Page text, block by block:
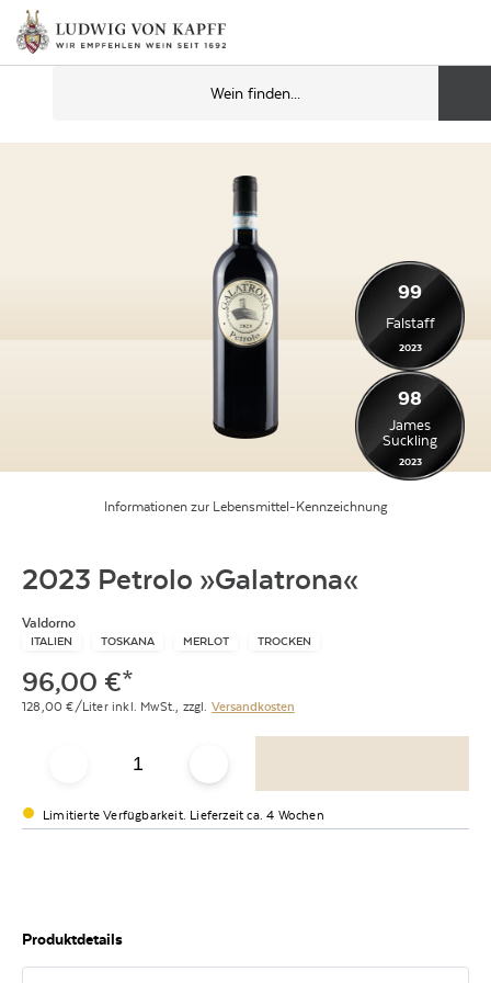
Informationen zur Lebensmittel-Kennzeichnung
99
Falstaff
2023
98
James
Suckling
2023
2023 Petrolo »Galatrona«
Valdorno
ITALIEN TOSKANA MERLOT TROCKEN
96,00 €*
128,00 €/Liter inkl. MwSt., zzgl. Versandkosten
Limitierte Verfügbarkeit. Lieferzeit ca. 4 Wochen
Produktdetails